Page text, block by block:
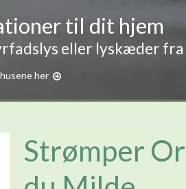
til dit hjem
eller lyskæder
her
Strømper